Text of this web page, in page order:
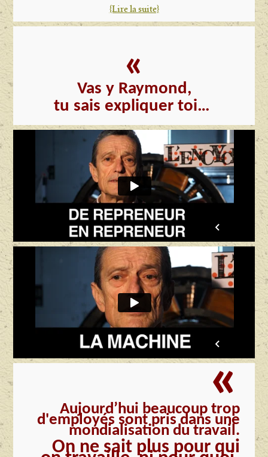
{Lire la suite}
«
Vas y Raymond,
tu sais expliquer toi…
«
Aujourd’hui beaucoup trop
d'employés sont pris dans une
mondialisation du travail.
On ne sait plus pour qui